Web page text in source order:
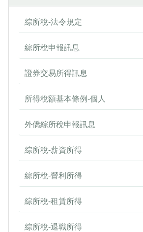
綜所稅-法令規定
綜所稅申報訊息
證券交易所得訊息
所得稅額基本條例-個人
外僑綜所稅申報訊息
綜所稅-薪資所得
綜所稅-營利所得
綜所稅-租賃所得
綜所稅-退職所得